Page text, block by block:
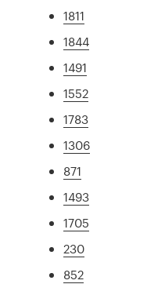
1811
1844
1491
1552
1783
1306
871
1493
1705
230
852